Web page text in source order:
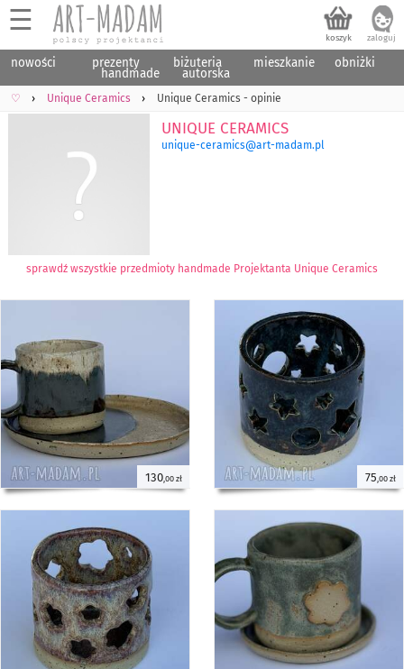
☰
nowości prezenty
handmade
biżuteria
autorska
mieszkanie obniżki
♡ Unique Ceramics Unique Ceramics - opinie
Unique Ceramics
unique-ceramics@art-madam.pl
sprawdź wszystkie przedmioty handmade Projektanta Unique Ceramics
130,00 zł 75 ,00 zł